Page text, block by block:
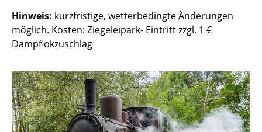
Hinweis: kurzfristige, wetterbedingte Änderungen
möglich. Kosten: Ziegeleipark- Eintritt zzgl. 1 €
Dampflokzuschlag